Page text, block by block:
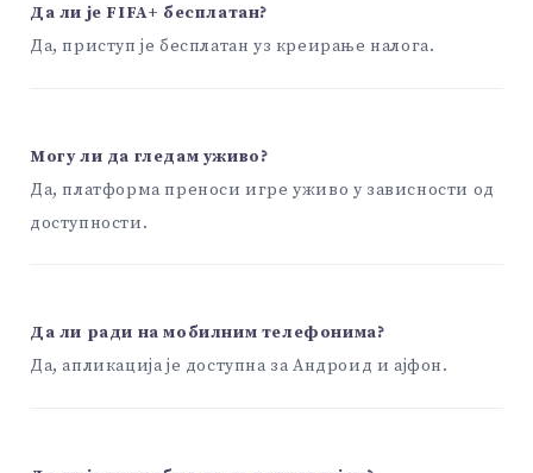
Да ли је FIFA+ бесплатан?
Да, приступ је бесплатан уз креирање налога.
Могу ли да гледам уживо?
Да, платформа преноси игре уживо у зависности од
доступности.
Да ли ради на мобилним телефонима?
Да, апликација је доступна за Андроид и ајфон.